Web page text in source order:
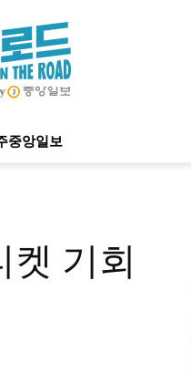
더
중앙일보
켓 기회